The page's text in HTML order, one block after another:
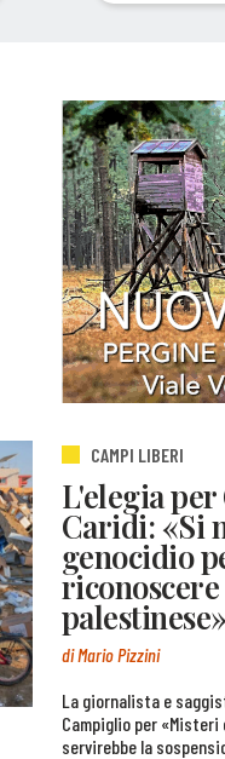
CAMPI LIBERI
L'elegia per
Caridi: «Si
genocidio
di Mario Pizzini
La giornalista e
Campiglio per «Misteri
servirebbe la